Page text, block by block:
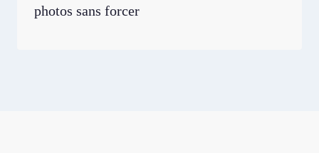
photos sans forcer